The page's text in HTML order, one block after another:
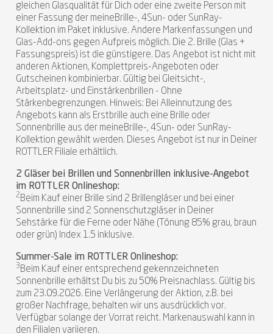
gleichen Glasqualität für Dich oder eine zweite Person mit
einer Fassung der meineBrille-, 4Sun- oder SunRay-
Kollektion im Paket inklusive. Andere Markenfassungen und
Glas-Add-ons gegen Aufpreis möglich. Die 2. Brille (Glas +
Fassungspreis) ist die günstigere. Das Angebot ist nicht mit
anderen Aktionen, Komplettpreis-Angeboten oder
Gutscheinen kombinierbar. Gültig bei Gleitsicht-,
Arbeitsplatz- und Einstärkenbrillen - Ohne
Stärkenbegrenzungen. Hinweis: Bei Alleinnutzung des
Angebots kann als Erstbrille auch eine Brille oder
Sonnenbrille aus der meineBrille-, 4Sun- oder SunRay-
Kollektion gewählt werden. Dieses Angebot ist nur in Deiner
ROTTLER Filiale erhältlich.
2 Gläser bei Brillen und Sonnenbrillen inklusive-Angebot
im ROTTLER Onlineshop:
2 Beim Kauf einer Brille sind 2 Brillengläser und bei einer
Sonnenbrille sind 2 Sonnenschutzgläser in Deiner
Sehstärke für die Ferne oder Nähe (Tönung 85% grau, braun
oder grün) Index 1.5 inklusive.
Summer-Sale im ROTTLER Onlineshop:
3 Beim Kauf einer entsprechend gekennzeichneten
Sonnenbrille erhältst Du bis zu 50% Preisnachlass. Gültig bis
zum 23.09.2026. Eine Verlängerung der Aktion, z.B. bei
großer Nachfrage, behalten wir uns ausdrücklich vor.
Verfügbar solange der Vorrat reicht. Markenauswahl kann in
den Filialen variieren.